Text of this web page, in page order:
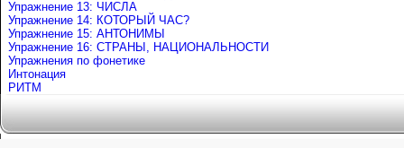
Упражнение 13: ЧИСЛА
Упражнение 14: КОТОРЫЙ ЧАС?
Упражнение 15: АНТОНИМЫ
Упражнение 16: СТРАНЫ, НАЦИОНАЛЬНОСТИ
Упражнения по фонетике
Интонация
РИТМ